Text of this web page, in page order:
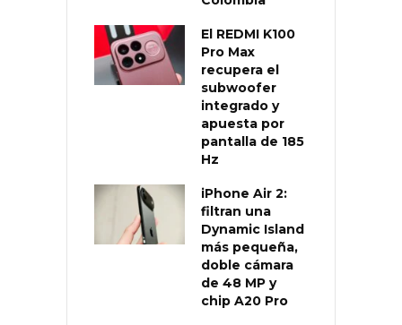
El REDMI K100
Pro Max
recupera el
subwoofer
integrado y
apuesta por
pantalla de 185
Hz
iPhone Air 2:
filtran una
Dynamic Island
más pequeña,
doble cámara
de 48 MP y
chip A20 Pro